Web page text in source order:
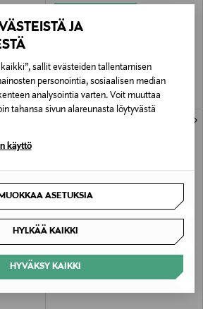
JA
sallit evästeiden tallentamisen
personointia, sosiaalisen median
analysointia varten. Voit muuttaa
tahansa sivun alareunasta löytyvästä
käyttö
ASETUKSIA
HYLKÄÄ KAIKKI
HYVÄKSY KAIKKI
IITTALA
ETUKUPONKITUOTE
LE CREUSET
Signature-pata, pyöreä 4,2 l